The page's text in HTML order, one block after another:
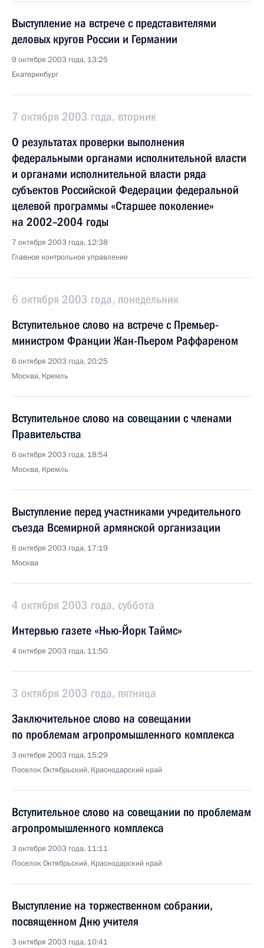
Выступление на встрече с представителями
деловых кругов России и Германии
9 октября 2003 года, 13:25
Екатеринбург
7 октября 2003 года, вторник
О результатах проверки выполнения
федеральными органами исполнительной власти
и органами исполнительной власти ряда
субъектов Российской Федерации федеральной
целевой программы «Старшее поколение»
на 2002–2004 годы
7 октября 2003 года, 12:38
Главное контрольное управление
6 октября 2003 года, понедельник
Вступительное слово на встрече с Премьер-
министром Франции Жан-Пьером Раффареном
6 октября 2003 года, 20:25
Москва, Кремль
Вступительное слово на совещании с членами
Правительства
6 октября 2003 года, 18:54
Москва, Кремль
Выступление перед участниками учредительного
съезда Всемирной армянской организации
6 октября 2003 года, 17:19
Москва
4 октября 2003 года, суббота
Интервью газете «Нью-Йорк Таймс»
4 октября 2003 года, 11:50
3 октября 2003 года, пятница
Заключительное слово на совещании
по проблемам агропромышленного комплекса
3 октября 2003 года, 15:29
Поселок Октябрьский, Краснодарский край
Вступительное слово на совещании по проблемам
агропромышленного комплекса
3 октября 2003 года, 11:11
Поселок Октябрьский, Краснодарский край
Выступление на торжественном собрании,
посвященном Дню учителя
3 октября 2003 года, 10:41